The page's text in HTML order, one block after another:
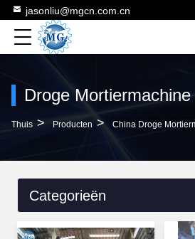
jasonliu@mgcn.com.cn
Droge Mortiermachine
Thuis > Producten > China Droge
Categorieën